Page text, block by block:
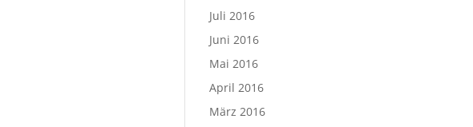
Juli 2016
Juni 2016
Mai 2016
April 2016
März 2016